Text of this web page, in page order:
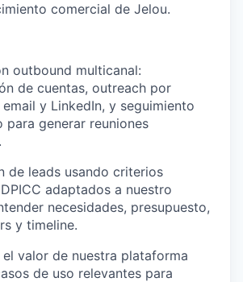
comercial de Jelou.
outbound multicanal:
de cuentas, outreach por
y LinkedIn, y seguimiento
para generar reuniones
de leads usando criterios
adaptados a nuestro
necesidades, presupuesto,
y timeline.
el valor de nuestra plataforma
de uso relevantes para